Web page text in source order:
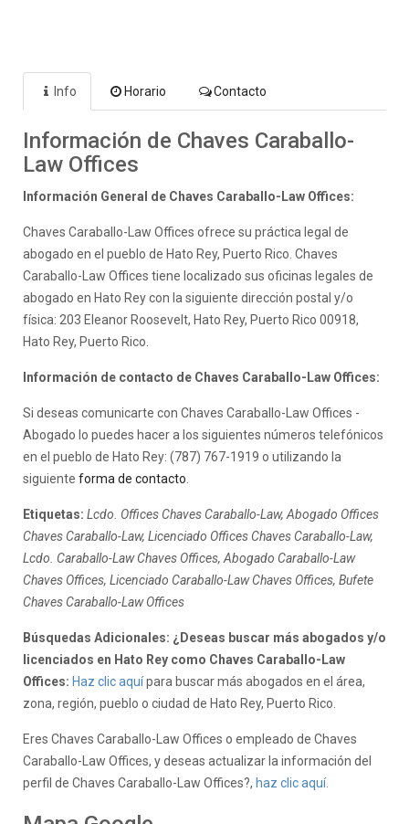
Info Horario Contacto
Información de Chaves Caraballo-
Law Offices
Información General de Chaves Caraballo-Law Offices:
Chaves Caraballo-Law Offices ofrece su práctica legal de
abogado en el pueblo de Hato Rey, Puerto Rico. Chaves
Caraballo-Law Offices tiene localizado sus oficinas legales de
abogado en Hato Rey con la siguiente dirección postal y/o
física: 203 Eleanor Roosevelt, Hato Rey, Puerto Rico 00918,
Hato Rey, Puerto Rico.
Información de contacto de Chaves Caraballo-Law Offices:
Si deseas comunicarte con Chaves Caraballo-Law Offices -
Abogado lo puedes hacer a los siguientes números telefónicos
en el pueblo de Hato Rey: (787) 767-1919 o utilizando la
siguiente forma de contacto
Etiquetas: Lcdo. Offices Chaves Caraballo-Law, Abogado Offices
Chaves Caraballo-Law, Licenciado Offices Chaves Caraballo-Law,
Lcdo. Caraballo-Law Chaves Offices, Abogado Caraballo-Law
Chaves Offices, Licenciado Caraballo-Law Chaves Offices, Bufete
Chaves Caraballo-Law Offices
Búsquedas Adicionales: ¿Deseas buscar más abogados y/o
licenciados en Hato Rey como Chaves Caraballo-Law
Offices: Haz clic aquípara buscar más abogados en el área,
zona, región, pueblo o ciudad de Hato Rey, Puerto Rico.
Eres Chaves Caraballo-Law Offices o empleado de Chaves
Caraballo-Law Offices, y deseas actualizar la información del
perfil de Chaves Caraballo-Law Offices?, haz clic aquí.